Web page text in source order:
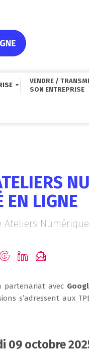
VENDRE /
EN LIGNE
Ateliers
partenariat avec
s’adressent aux
09 octobre